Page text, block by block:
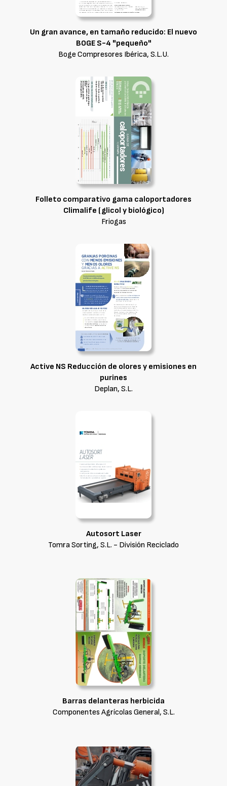
Un gran avance, en tamaño reducido: El nuevo
BOGE S-4 "pequeño"
Boge Compresores Ibérica, S.L.U.
Folleto comparativo gama caloportadores
Climalife (glicol y biológico)
Friogas
Active NS Reducción de olores y emisiones en
purines
Deplan, S.L.
Autosort Laser
Tomra Sorting, S.L. - División Reciclado
Barras delanteras herbicida
Componentes Agrícolas General, S.L.